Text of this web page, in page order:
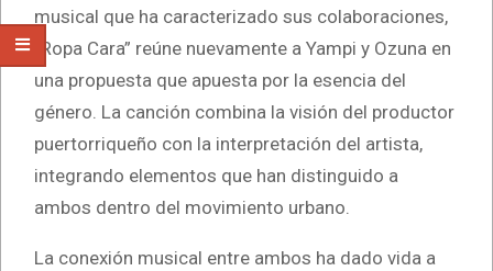
musical que ha caracterizado sus colaboraciones,
“Ropa Cara” reúne nuevamente a Yampi y Ozuna en
una propuesta que apuesta por la esencia del
género. La canción combina la visión del productor
puertorriqueño con la interpretación del artista,
integrando elementos que han distinguido a
ambos dentro del movimiento urbano.
La conexión musical entre ambos ha dado vida a